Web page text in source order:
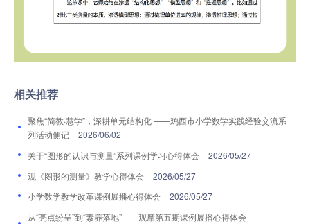
相关推荐
聚焦“简教·慧学”，深耕单元结构化 ——鸡西市小学数学实践经验交流系
列活动侧记
2026/06/02
关于“图形的认识与测量”系列课例学习心得体会
2026/05/27
观《图形的测量》教学心得体会
2026/05/27
小学数学教学改革课例展播心得体会
2026/05/27
从“亮点纷呈”到“素养落地”——观摩第五期课例展播心得体会